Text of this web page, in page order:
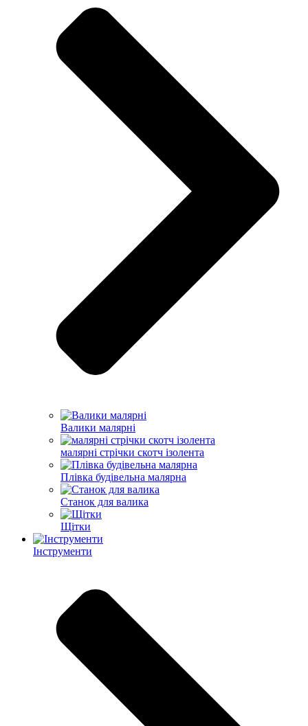
Валики малярні
малярні стрічки скотч ізолента
Плівка будівельна малярна
Станок для валика
Щітки
Інструменти